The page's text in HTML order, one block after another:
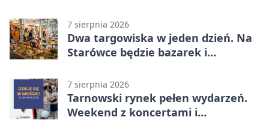
7 sierpnia 2026
Dwa targowiska w jeden dzień. Na
Starówce będzie bazarek i
7 sierpnia 2026
Tarnowski rynek pełen wydarzeń.
Weekend z koncertami i